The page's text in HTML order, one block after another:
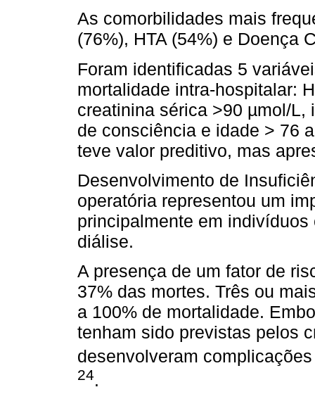
As comorbilidades mais
(76%), HTA (54%) e Doença
Foram identificadas 5
mortalidade intra-hospitalar:
creatinina sérica >90 µmol/L,
de consciência e idade > 76
teve valor preditivo, mas
Desenvolvimento de
operatória representou um
principalmente em
diálise.
A presença de um fator de
37% das mortes. Três ou
a 100% de mortalidade.
tenham sido previstas pelos
desenvolveram
24.